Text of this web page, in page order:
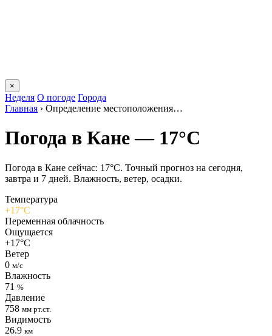
×
Неделя О погоде Города
Главная › Определение местоположения…
Погода в Кане — 17°C
Погода в Кане сейчас: 17°C. Точный прогноз на сегодня,
завтра и 7 дней. Влажность, ветер, осадки.
Температура
+17°C
Переменная облачность
Ощущается
+17°C
Ветер
0 м/с
Влажность
71 %
Давление
758 мм рт.ст.
Видимость
26.9 км